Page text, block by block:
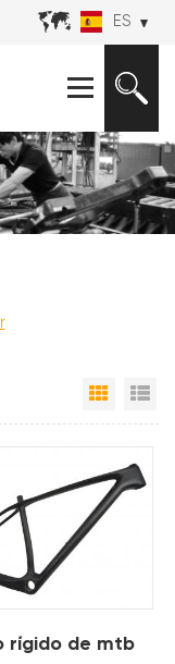
ES
Vista
rígido de mtb